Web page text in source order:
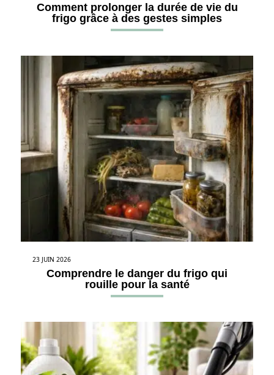
Comment prolonger la durée de vie du
frigo grâce à des gestes simples
23 JUIN 2026
Comprendre le danger du frigo qui
rouille pour la santé